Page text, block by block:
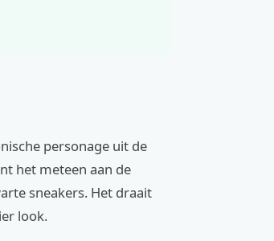
personage uit de
het meteen aan de
sneakers. Het draait
look.